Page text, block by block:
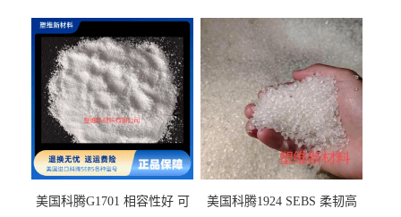
美国科腾G1701 相容性好 可
美国科腾1924 SEBS 柔韧高